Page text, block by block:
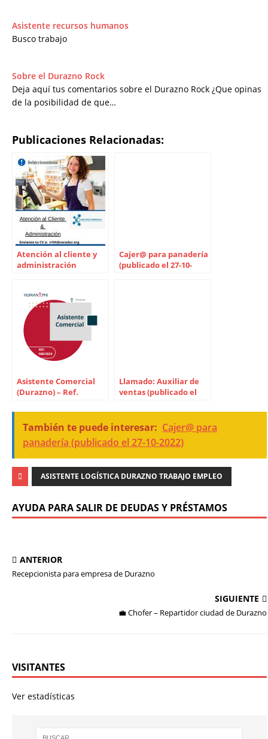
Asistente recursos humanos
Busco trabajo
Sobre el Durazno Rock
Deja aquí tus comentarios sobre el Durazno Rock ¿Que opinas
de la posibilidad de que…
Publicaciones Relacionadas:
Atención al cliente y
administración
Cajer@ para panadería
(publicado el 27-10-
Asistente Comercial
(Durazno) – Ref.
16-7-2024)
Llamado: Auxiliar de
ventas (publicado el
También te puede interesar: Cajer@ para
panadería (publicado el 27-10-2022)
ASISTENTE LOGÍSTICA DURAZNO TRABAJO EMPLEO
AYUDA PARA SALIR DE DEUDAS Y PRÉSTAMOS
ANTERIOR
Recepcionista para empresa de Durazno
SIGUIENTE
💼 Chofer – Repartidor ciudad de Durazno
VISITANTES
Ver estadísticas